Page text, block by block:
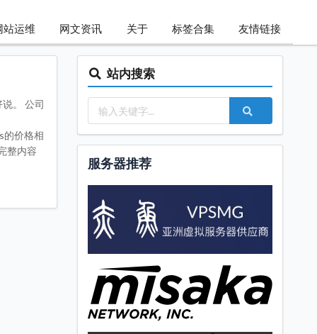
站运维 网文资讯 关于 标签合集 友情链接
。 公司
价格相
整内容
站内搜索
服务器推荐